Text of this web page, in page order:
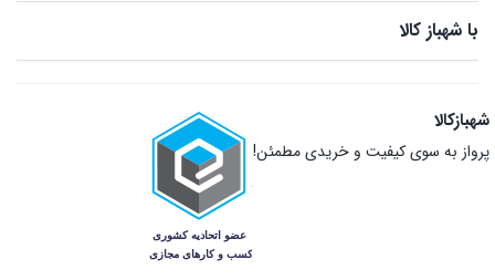
با شهباز کالا
شهبازکالا
پرواز به سوی کیفیت و خریدی مطمئن!